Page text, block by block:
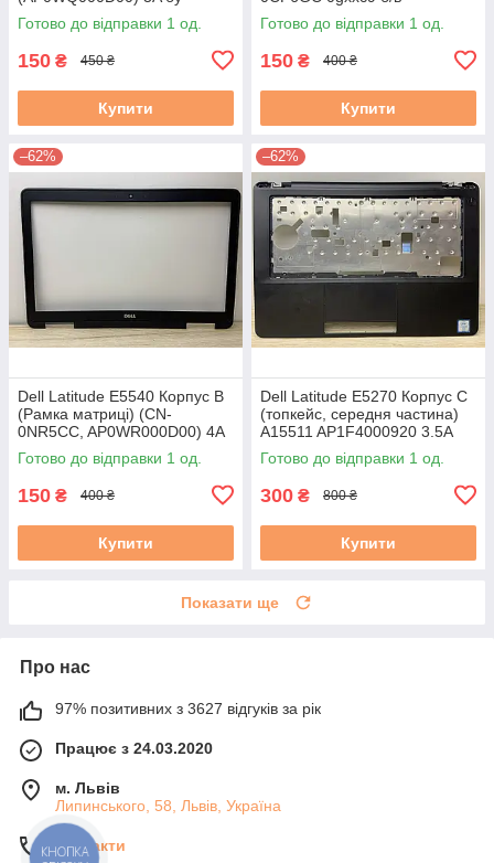
Готово до відправки 1 од.
150 ₴ 450 ₴
Купити
Готово до відправки 1 од.
150 ₴ 400 ₴
Купити
–62%
Dell Latitude E5540 Корпус B
(Рамка матриці) (CN-
0NR5CC, AP0WR000D00) 4A
б/в #
Готово до відправки 1 од.
150 ₴ 400 ₴
Купити
–62%
Dell Latitude E5270 Корпус C
(топкейс, середня частина)
A15511 AP1F4000920 3.5A
Готово до відправки 1 од.
300 ₴ 800 ₴
Купити
Показати ще
Про нас
97% позитивних з 3627 відгуків за рік
Працює з 24.03.2020
м. Львів
Липинського, 58, Львів, Україна
Контакти
КНОПКА